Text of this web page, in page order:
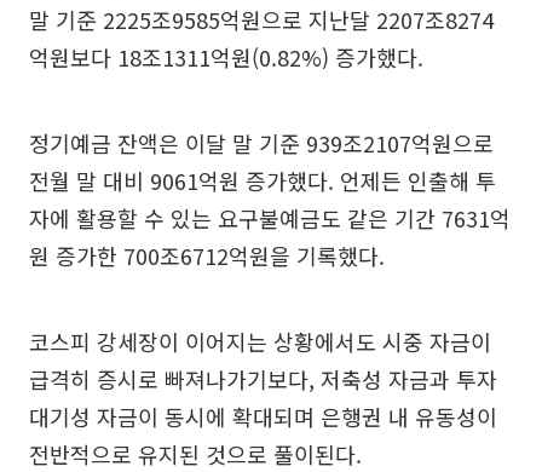
말 기준 2225조9585억원으로 지난달 2207조8274
억원보다 18조1311억원(0.82%) 증가했다.
정기예금 잔액은 이달 말 기준 939조2107억원으로
전월 말 대비 9061억원 증가했다. 언제든 인출해 투
자에 활용할 수 있는 요구불예금도 같은 기간 7631억
원 증가한 700조6712억원을 기록했다.
코스피 강세장이 이어지는 상황에서도 시중 자금이
급격히 증시로 빠져나가기보다, 저축성 자금과 투자
대기성 자금이 동시에 확대되며 은행권 내 유동성이
전반적으로 유지된 것으로 풀이된다.